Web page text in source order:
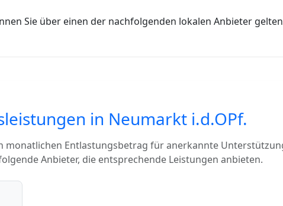
Sie über einen der nachfolgenden lokalen Anbieter
in Neumarkt i.d.OPf.
Entlastungsbetrag für anerkannte
Anbieter, die entsprechende Leistungen anbieten.